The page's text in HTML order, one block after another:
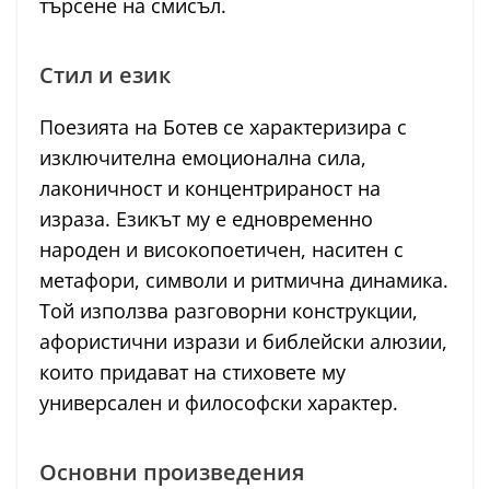
търсене на смисъл.
Стил и език
Поезията на Ботев се характеризира с
изключителна емоционална сила,
лаконичност и концентрираност на
израза. Езикът му е едновременно
народен и високопоетичен, наситен с
метафори, символи и ритмична динамика.
Той използва разговорни конструкции,
афористични изрази и библейски алюзии,
които придават на стиховете му
универсален и философски характер.
Основни произведения